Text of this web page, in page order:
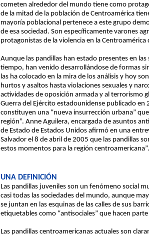
cometen alrededor del mundo tiene como
de la mitad de la población de Centroamérica
mayoría poblacional pertenece a este grupo
de esa sociedad. Son específicamente varones
protagonistas de la violencia en la Centroamérica
Aunque las pandillas han estado presentes en
tiempo, han venido desarrollándose de formas
las ha colocado en la mira de los análisis y hoy
hurtos y asaltos hasta violaciones sexuales y
actividades de oposición armada y al terrorismo
Guerra del Ejército estadounidense publicado
constituyen una “nueva insurrección urbana”
región”. Anne Aguilera, encargada de asuntos
de Estado de Estados Unidos afirmó en una
Salvador el 8 de abril de 2005 que las pandillas
estos momentos para la región centroamericana”.
UNA DEFINICIÓN
Las pandillas juveniles son un fenómeno social
casi todas las sociedades del mundo, aunque
se juntan en las esquinas de las calles de sus
etiquetables como “antisociales” que hacen
Las pandillas centroamericanas actuales son